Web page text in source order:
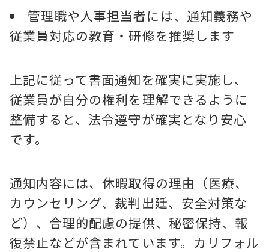
管理職や人事担当者には、通知義務や
従業員対応の教育・研修を推奨します
上記に従って書面通知を確実に実施し、
従業員が自分の権利を理解できるように
整備すると、法令遵守が確実となり安心
です。
通知内容には、休暇取得の理由（医療、
カウンセリング、裁判出廷、安全対策な
ど）、合理的配慮の提供、秘密保持、報
復禁止などが含まれています。カリフォル